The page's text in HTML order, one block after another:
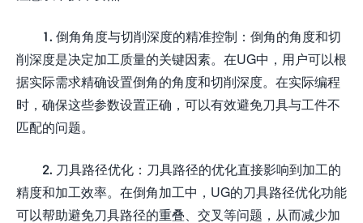
1. 倒角角度与切削深度的精准控制：倒角的角度和切
削深度是决定加工质量的关键因素。在UG中，用户可以根
据实际需求精确设置倒角的角度和切削深度。在实际编程
时，确保这些参数设置正确，可以有效避免刀具与工件不
匹配的问题。
2. 刀具路径优化：刀具路径的优化直接影响到加工的
精度和加工效率。在倒角加工中，UG的刀具路径优化功能
可以帮助避免刀具路径的重叠、交叉等问题，从而减少加